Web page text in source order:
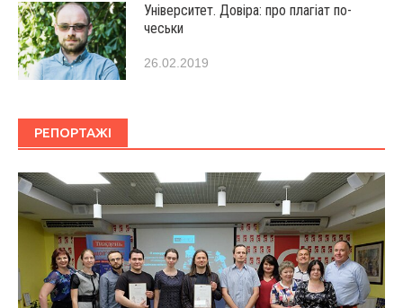
Університет. Довіра: про плагіат по-
чеськи
26.02.2019
РЕПОРТАЖІ